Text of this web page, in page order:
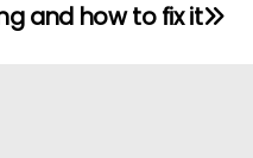
and how to fix it